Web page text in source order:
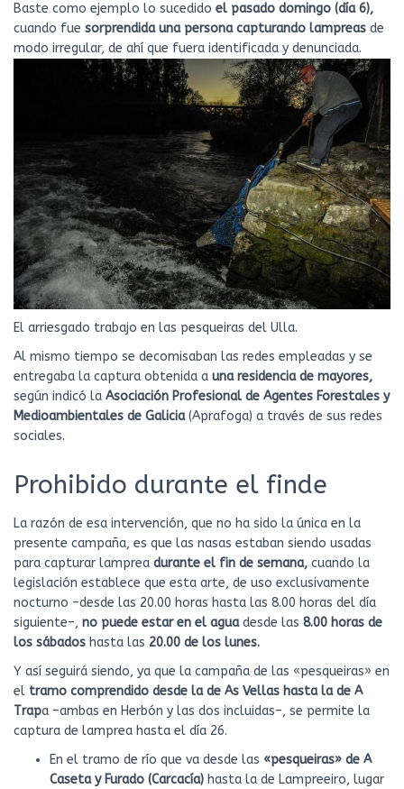
Baste como ejemplo lo sucedido el pasado domingo (día 6),
cuando fue sorprendida una persona capturando lampreas de
modo irregular, de ahí que fuera identificada y denunciada.
El arriesgado trabajo en las pesqueiras del Ulla.
Al mismo tiempo se decomisaban las redes empleadas y se
entregaba la captura obtenida a una residencia de mayores,
según indicó la Asociación Profesional de Agentes Forestales y
Medioambientales de Galicia(Aprafoga) a través de sus redes
sociales.
Prohibido durante el finde
La razón de esa intervención, que no ha sido la única en la
presente campaña, es que las nasas estaban siendo usadas
para capturar lamprea durante el fin de semana, cuando la
legislación establece que esta arte, de uso exclusivamente
nocturno –desde las 20.00 horas hasta las 8.00 horas del día
siguiente–, no puede estar en el aguadesde las 8.00 horas de
los sábados hasta las 20.00 de los lunes.
Y así seguirá siendo, ya que la campaña de las «pesqueiras» en
el tramo comprendido desde la de As Vellas hasta la de A
Trapa –ambas en Herbón y las dos incluidas–, se permite la
captura de lamprea hasta el día 26.
En el tramo de río que va desde las «pesqueiras» de A
Caseta y Furado (Carcacía) hasta la de Lampreeiro, lugar